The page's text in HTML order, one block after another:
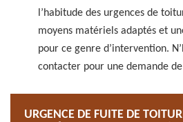
l’habitude des urgences de
moyens matériels adaptés et
pour ce genre d’intervention.
contacter pour une demande
URGENCE DE FUITE DE